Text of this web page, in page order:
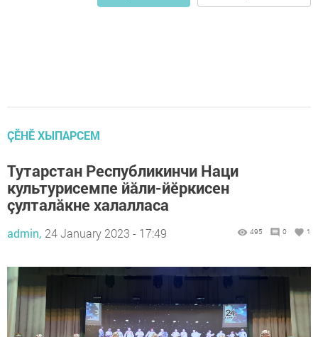
ÇӖНӖ ХЫПАРСЕМ
Тутарстан Республикинчи Наци
культурисемпе йăли-йӗркисен
çулталăкне халалласа
admin, 24 January 2023 - 17:49 495 0 1